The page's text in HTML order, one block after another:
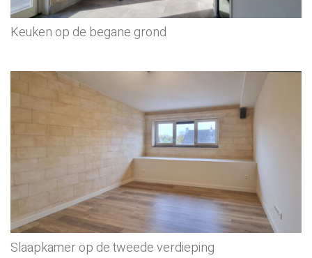
Keuken op de begane grond
Slaapkamer op de tweede verdieping